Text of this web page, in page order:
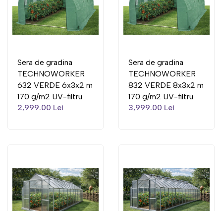
Sera de gradina
TECHNOWORKER
632 VERDE 6x3x2 m
170 g/m2 UV-filtru
2,999.00 Lei
Sera de gradina
TECHNOWORKER
832 VERDE 8x3x2 m
170 g/m2 UV-filtru
3,999.00 Lei